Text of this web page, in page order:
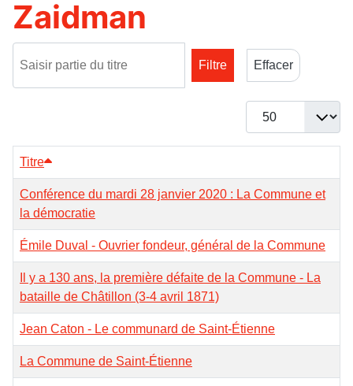
Zaidman
Filtre
Effacer
Afficher #
Titre
Conférence du mardi 28 janvier 2020 : La Commune et
la démocratie
Émile Duval - Ouvrier fondeur, général de la Commune
Il y a 130 ans, la première défaite de la Commune - La
bataille de Châtillon (3-4 avril 1871)
Jean Caton - Le communard de Saint-Étienne
La Commune de Saint-Étienne